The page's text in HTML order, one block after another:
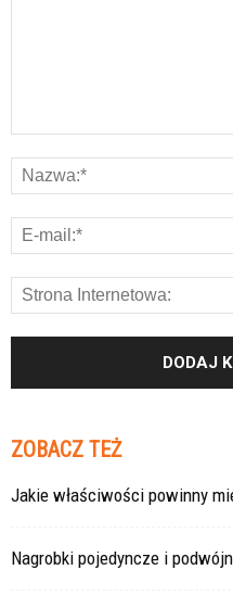
ZOBACZ TEŻ
Jakie właściwości powinny
Nagrobki pojedyncze i